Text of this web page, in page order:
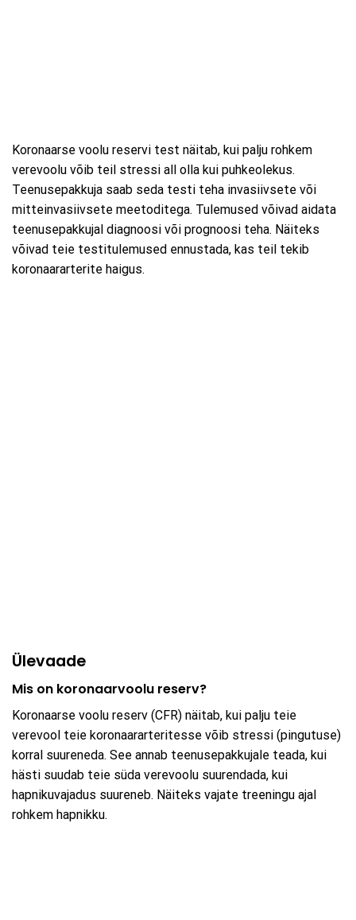
Koronaarse voolu reservi test näitab, kui palju rohkem
verevoolu võib teil stressi all olla kui puhkeolekus.
Teenusepakkuja saab seda testi teha invasiivsete või
mitteinvasiivsete meetoditega. Tulemused võivad aidata
teenusepakkujal diagnoosi või prognoosi teha. Näiteks
võivad teie testitulemused ennustada, kas teil tekib
koronaararterite haigus.
Ülevaade
Mis on koronaarvoolu reserv?
Koronaarse voolu reserv (CFR) näitab, kui palju teie
verevool teie koronaararteritesse võib stressi (pingutuse)
korral suureneda. See annab teenusepakkujale teada, kui
hästi suudab teie süda verevoolu suurendada, kui
hapnikuvajadus suureneb. Näiteks vajate treeningu ajal
rohkem hapnikku.